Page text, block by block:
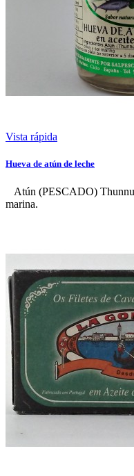
Vista rápida
Hueva de atún de leche
Atún (PESCADO)
marina.